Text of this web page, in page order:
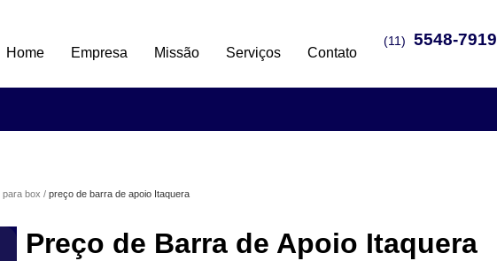
(11) 5548-7919
Home Empresa Missão Serviços Contato
para box preço de barra de apoio Itaquera
Preço de Barra de Apoio Itaquera